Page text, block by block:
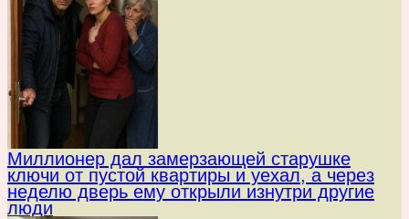
Миллионер дал замерзающей старушке
ключи от пустой квартиры и уехал, а через
неделю дверь ему открыли изнутри другие
люди